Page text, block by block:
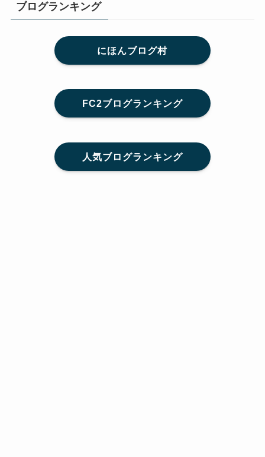
ブログランキング
にほんブログ村
FC2ブログランキング
人気ブログランキング